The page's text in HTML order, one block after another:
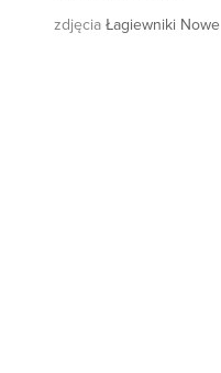
zdjęciaŁagiewniki Nowe